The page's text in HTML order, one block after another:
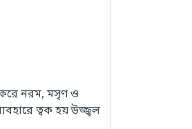
নরম, মসৃণ ও
ত্বক হয় উজ্জ্বল